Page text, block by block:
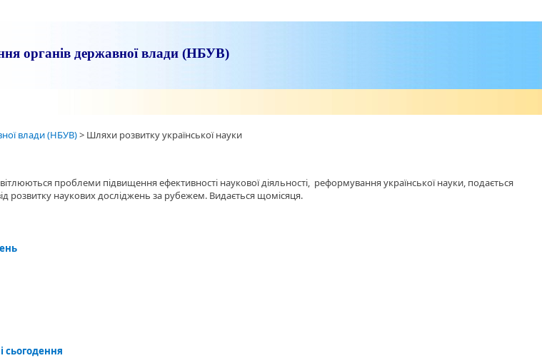
органів державної влади (НБУВ)
влади (НБУВ)> Шляхи розвитку української науки
проблеми підвищення ефективності наукової діяльності, реформування української науки, подається
розвитку наукових досліджень за рубежем. Видається щомісяця.
сьогодення